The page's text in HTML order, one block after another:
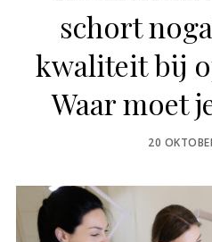
schort
kwaliteit bij
Waar moet
POSTED
20